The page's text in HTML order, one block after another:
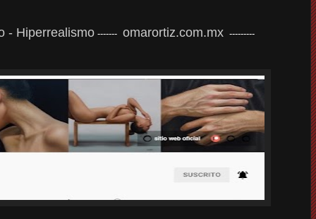
- Hiperrealismo ------- omarortiz.com.mx ---------